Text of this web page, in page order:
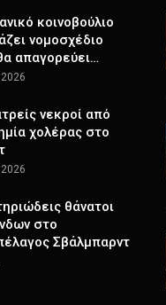
κοινοβούλιο
νομοσχέδιο
απαγορεύει…
νεκροί από
χολέρας στο
θάνατοι
στο
Σβάλμπαρντ